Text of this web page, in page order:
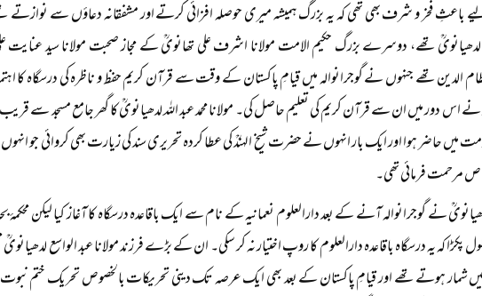
باعثِ فخر و شرف بھی تھی کہ یہ بزرگ ہمیشہ میری حوصلہ افزائی کرتے اور مشفقانہ دعاؤں سے
لدھیانویؒ تھے، دوسرے بزرگ حکیم الامت مولانا اشرف علی تھانویؒ کے مجاز صحبت مولانا سید عنایت
تھے جنہوں نے گوجرانوالہ میں قیامِ پاکستان کے وقت سے قرآن کریم حفظ و ناظرہ کی درسگاہ کا
اس دور میں ان سے قرآن کریم کی تعلیم حاصل کی۔ مولانا محمد عبد اللہ لدھیانویؒ کا گھر جامع مسجد سے قریب
میں حاضر ہوا اور ایک بار انہوں نے حضرت شیخ الہندؒ کی عطا کردہ تحریری سند کی زیارت بھی کروائی جو انہوں
مرحمت فرمائی تھی۔
لدھیانویؒ نے گوجرانوالہ آنے کے بعد دارالعلوم نعمانیہ کے نام سے ایک باقاعدہ درسگاہ کا آغاز کیا لیکن
کہ یہ درسگاہ باقاعدہ دارالعلوم کا روپ اختیار نہ کر سکی۔ ان کے بڑے فرزند مولانا عبد الواسع
شمار ہوتے تھے اور قیامِ پاکستان کے بعد بھی ایک عرصہ تک دینی تحریکات بالخصوص تحریک ختم